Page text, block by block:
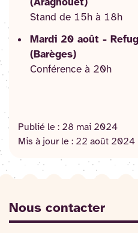
(Aragnouet)
Stand de 15h à 18h
Mardi 20 août -
(Barèges)
Conférence à 20h
Publié le : 28 mai 2024
Mis à jour le : 22 août 2024
Nous contacter